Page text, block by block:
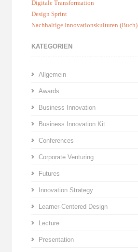
Digitale Transformation
Design Sprint
Nachhaltige Innovationskulturen (Buch)
KATEGORIEN
Allgemein
Awards
Business Innovation
Business Innovation Kit
Conferences
Corporate Venturing
Futures
Innovation Strategy
Learner-Centered Design
Lecture
Presentation